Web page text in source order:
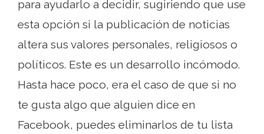
para ayudarlo a decidir, sugiriendo que use
esta opción si la publicación de noticias
altera sus valores personales, religiosos o
políticos. Este es un desarrollo incómodo.
Hasta hace poco, era el caso de que si no
te gusta algo que alguien dice en
Facebook, puedes eliminarlos de tu lista